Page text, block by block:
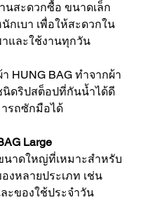
นสะดวกซื้อ ขนาดเล็ก
กเบา เพื่อให้สะดวกใน
และใช้งานทุกวัน
า HUNG BAG ทำจากผ้า
ดริปสต็อปที่กันน้ำได้ดี
รถซักมือได้
Large
นาดใหญ่ที่เหมาะสำหรับ
งหลายประเภท เช่น
ะของใช้ประจำวัน